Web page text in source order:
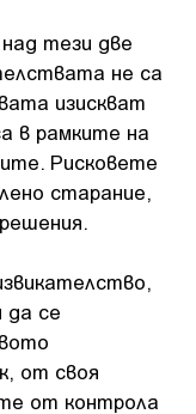
тези две
не са
изискват
в рамките на
Рисковете
старание,
да се
от своя
от контрола